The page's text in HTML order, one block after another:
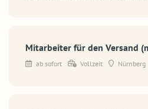
Mitarbeiter für den Versand
ab sofort Vollzeit Nürnberg